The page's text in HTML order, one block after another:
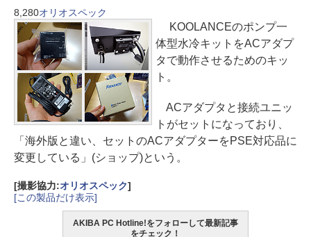
8,280オリオスペック
KOOLANCEのポンプ一
体型水冷キットをACアダプ
タで動作させるためのキッ
ト。
ACアダプタと接続ユニッ
トがセットになっており、
「海外版と違い、セットのACアダプターをPSE対応品に
変更している」(ショップ)という。
[撮影協力:オリオスペック]
[この製品だけ表示]
AKIBA PC Hotline!をフォローして最新記事
をチェック！